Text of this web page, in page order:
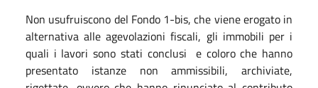
Non usufruiscono del Fondo 1-bis, che viene erogato in
alternativa alle agevolazioni fiscali, gli immobili per i
quali i lavori sono stati conclusi e coloro che hanno
presentato istanze non ammissibili, archiviate,